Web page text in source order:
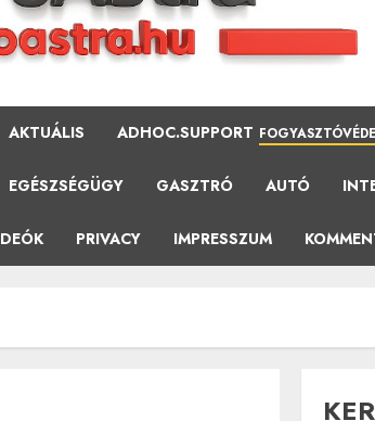
AKTUÁLIS ADHOC.SUPPORT
EGÉSZSÉGÜGY GASZTRÓ AUTÓ
PRIVACY IMPRESSZUM